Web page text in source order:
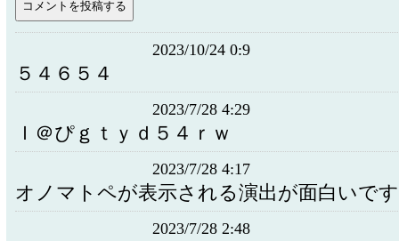
2023/10/24 0:9
５４６５４
2023/7/28 4:29
ｌ＠ぴｇｔｙｄ５４ｒｗ
2023/7/28 4:17
オノマトペが表示される演出が面白いです
2023/7/28 2:48